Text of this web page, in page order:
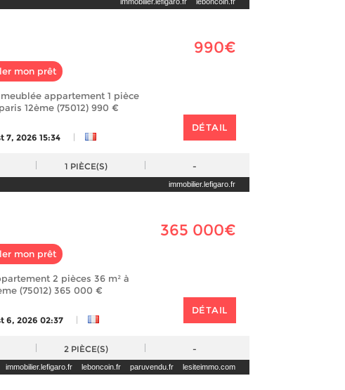
mon prêt
990€
appartement 1 pièce
12ème (75012) 990 €
7, 2026 15:34 |
DÉTAIL
1 PIÈCE(S) -
immobilier.lefigaro.fr
mon prêt
365 000€
2 pièces 36 m² à
(75012) 365 000 €
6, 2026 02:37 |
DÉTAIL
2 PIÈCE(S) -
immobilier.lefigaro.fr leboncoin.fr paruvendu.fr lesiteimmo.com